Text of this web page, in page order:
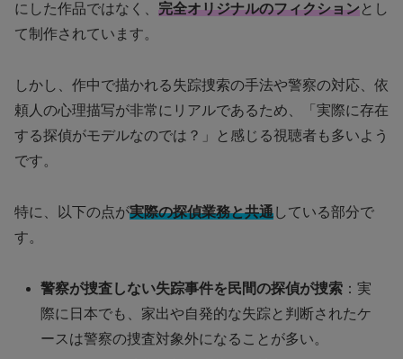
にした作品ではなく、 完全オリジナルのフィクションとし
て制作されています。
しかし、作中で描かれる失踪捜索の手法や警察の対応、依
頼人の心理描写が非常にリアルであるため、「実際に存在
する探偵がモデルなのでは？」と感じる視聴者も多いよう
です。
特に、以下の点が実際の探偵業務と共通している部分で
す。
警察が捜査しない失踪事件を民間の探偵が捜索 ：実
際に日本でも、家出や自発的な失踪と判断されたケ
ースは警察の捜査対象外になることが多い。